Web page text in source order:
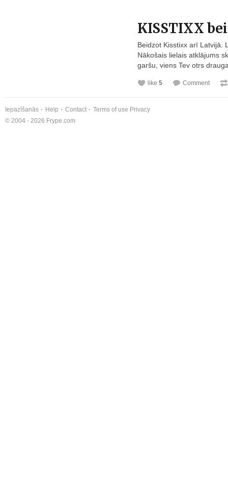
KISSTIXX
Beidzot Kisstixx arī Latvijā.
Nākošais lielais atklājums
garšu, viens Tev otrs
like 5 Comment
Iepazīšanās Help Contact Terms of use Privacy
© 2004 - 2026 Frype.com